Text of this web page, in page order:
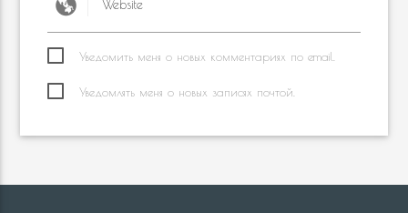
Уведомить меня о новых комментариях по email.
Уведомлять меня о новых записях почтой.